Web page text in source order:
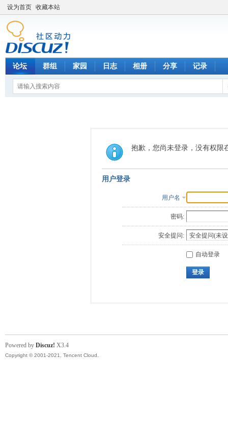
设为首页 收藏本站
论坛 群组 家园 日志 相册 分享 记录
抱歉，您尚未登录，没有权限
用户登录
用户名
密码:
安全提问:
自动登录
登录
Powered by Discuz! X3.4
Copyright © 2001-2021, Tencent Cloud.